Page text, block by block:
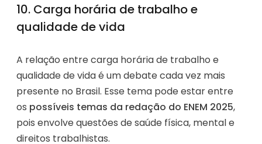
10. Carga horária de trabalho e
qualidade de vida
A relação entre carga horária de trabalho e
qualidade de vida é um debate cada vez mais
presente no Brasil. Esse tema pode estar entre
os possíveis temas da redação do ENEM 2025,
pois envolve questões de saúde física, mental e
direitos trabalhistas.